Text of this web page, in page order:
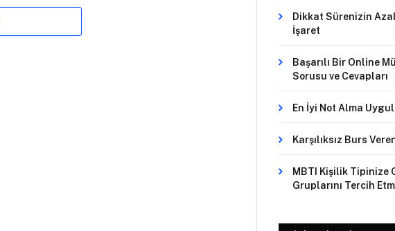
Dikkat Sürenizin
İşaret
Başarılı Bir Online
Sorusu ve Cevapları
En İyi Not Alma
Karşılıksız Burs
MBTI Kişilik Tipinize
Gruplarını Tercih